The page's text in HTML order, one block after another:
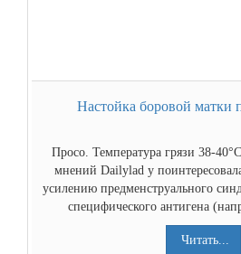
Настойка боровой матки
Просо. Температура грязи 38-
мнений Dailylad y
усилению предменструального
специфического антигена
Читать...